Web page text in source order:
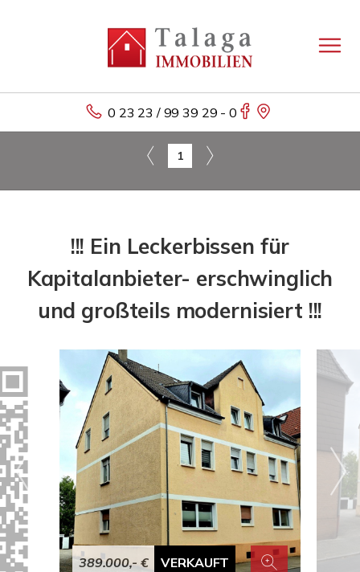
0 23 23 / 99 39 29 - 0
1
!!! Ein Leckerbissen für
Kapitalanbieter- erschwinglich
und großteils modernisiert !!!
389.000,- € VERKAUFT